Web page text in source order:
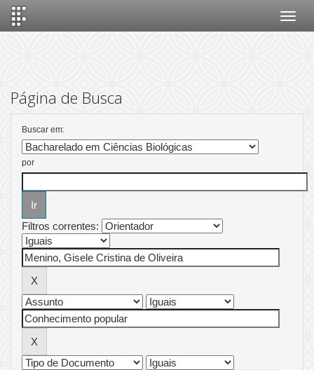
Página de Busca
Buscar em:
por
Filtros correntes: